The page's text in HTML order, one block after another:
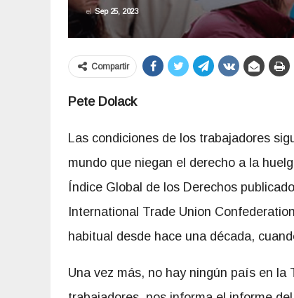
elSep 25, 2023
Compartir
Pete Dolack
Las condiciones de los trabajadores
mundo que niegan el derecho a la
Índice Global de los Derechos
International Trade Union
habitual desde hace una década,
Una vez más, no hay ningún país en